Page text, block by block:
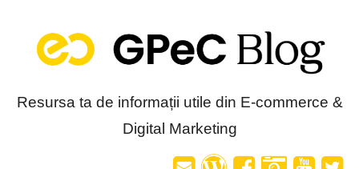
content
Blog-
Resursa ta de informații utile din E-commerce &
Digital Marketing